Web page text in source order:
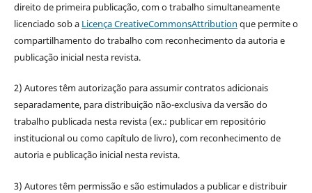
direito de primeira publicação, com o trabalho simultaneamente
licenciado sob a Licença CreativeCommonsAttribution que permite o
compartilhamento do trabalho com reconhecimento da autoria e
publicação inicial nesta revista.
2) Autores têm autorização para assumir contratos adicionais
separadamente, para distribuição não-exclusiva da versão do
trabalho publicada nesta revista (ex.: publicar em repositório
institucional ou como capítulo de livro), com reconhecimento de
autoria e publicação inicial nesta revista.
3) Autores têm permissão e são estimulados a publicar e distribuir